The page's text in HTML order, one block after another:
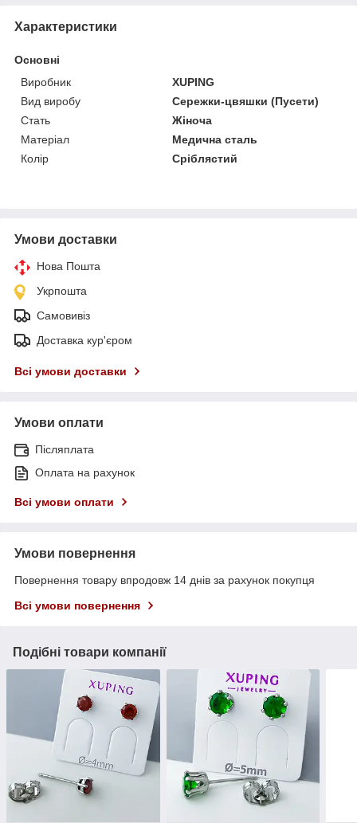
Характеристики
Основні
Виробник
XUPING
Вид виробу
Сережки-цвяшки (Пусети)
Стать
Жіноча
Матеріал
Медична сталь
Колір
Сріблястий
Умови доставки
Нова Пошта
Укрпошта
Самовивіз
Доставка кур'єром
Всі умови доставки
Умови оплати
Післяплата
Оплата на рахунок
Всі умови оплати
Умови повернення
Повернення товару впродовж 14 днів за рахунок покупця
Всі умови повернення
Подібні товари компанії